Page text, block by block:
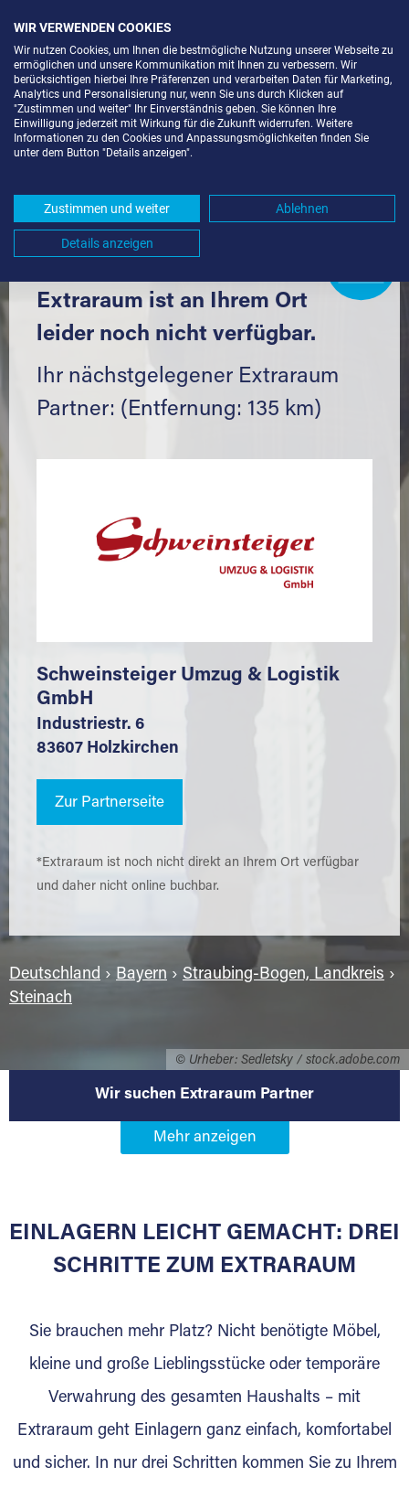
© Urheber: Sedletsky / stock.adobe.com
SELF STORAGE IN STEINACH (94377)
Komfortabel einlagern mit Extraraum
Extraraum ist an Ihrem Ort
leider noch nicht verfügbar.
Ihr nächstgelegener Extraraum
Partner: (Entfernung: 135 km)
Schweinsteiger Umzug & Logistik
GmbH
Industriestr. 6
83607 Holzkirchen
Zur Partnerseite
*Extraraum ist noch nicht direkt an Ihrem Ort verfügbar
und daher nicht online buchbar.
Deutschland › Bayern › Straubing-Bogen, Landkreis ›
Steinach
Wir suchen Extraraum Partner
Werden Sie Extraraum Partner in
Sie bieten Kunden Lagerraum zur Miete, der
für die Einlagerung von Umzugsgut gebaut
Lagerkunden und Vermietungen.
Ihre Vorteile als Extraraum Partner:
Marktgerechte Preise
Digitale Buchungsplattform
Gewinnung von Neukunden
EINLAGERN LEICHT GEMACHT: DREI
SCHRITTE ZUM EXTRARAUM
Sie brauchen mehr Platz? Nicht benötigte Möbel,
kleine und große Lieblingsstücke oder temporäre
Verwahrung des gesamten Haushalts – mit
Extraraum geht Einlagern ganz einfach, komfortabel
und sicher. In nur drei Schritten kommen Sie zu Ihrem
WIR VERWENDEN COOKIES
Wir nutzen Cookies, um Ihnen die bestmögliche Nutzung unserer Webseite zu
ermöglichen und unsere Kommunikation mit Ihnen zu verbessern. Wir
berücksichtigen hierbei Ihre Präferenzen und verarbeiten Daten für Marketing,
Analytics und Personalisierung nur, wenn Sie uns durch Klicken auf
"Zustimmen und weiter" Ihr Einverständnis geben. Sie können Ihre
Einwilligung jederzeit mit Wirkung für die Zukunft widerrufen. Weitere
Informationen zu den Cookies und Anpassungsmöglichkeiten finden Sie
unter dem Button "Details anzeigen".
Zustimmen und weiter Ablehnen
Details anzeigen